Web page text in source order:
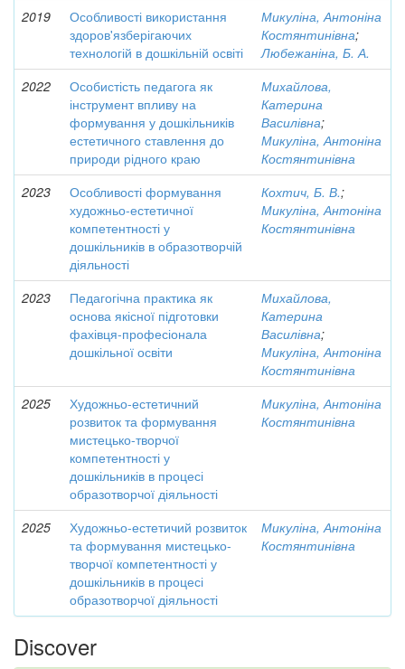
2019
Особливості використання
здоров'язберігаючих
технологій в дошкільній освіті
Микуліна, Антоніна
Костянтинівна;
Любежаніна, Б. А.
2022
Особистість педагога як
інструмент впливу на
формування у дошкільників
естетичного ставлення до
природи рідного краю
Михайлова,
Катерина
Василівна;
Микуліна, Антоніна
Костянтинівна
2023
Особливості формування
художньо-естетичної
компетентності у
дошкільників в образотворчій
діяльності
Кохтич, Б. В.;
Микуліна, Антоніна
Костянтинівна
2023
Педагогічна практика як
основа якісної підготовки
фахівця-професіонала
дошкільної освіти
Михайлова,
Катерина
Василівна;
Микуліна, Антоніна
Костянтинівна
2025
Художньо-естетичний
розвиток та формування
мистецько-творчої
компетентності у
дошкільників в процесі
образотворчої діяльності
Микуліна, Антоніна
Костянтинівна
2025
Художньо-естетичий розвиток
та формування мистецько-
творчої компетентності у
дошкільників в процесі
образотворчої діяльності
Микуліна, Антоніна
Костянтинівна
Discover